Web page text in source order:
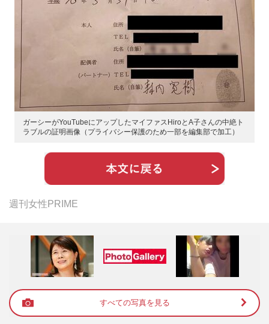
ガーシーがYouTubeにアップしたマイファスHiroとA子さんの中絶ト
ラブルの証明画像（プライバシー保護のため一部を編集部で加工）
週刊女性PRIME
すべての写真を見る